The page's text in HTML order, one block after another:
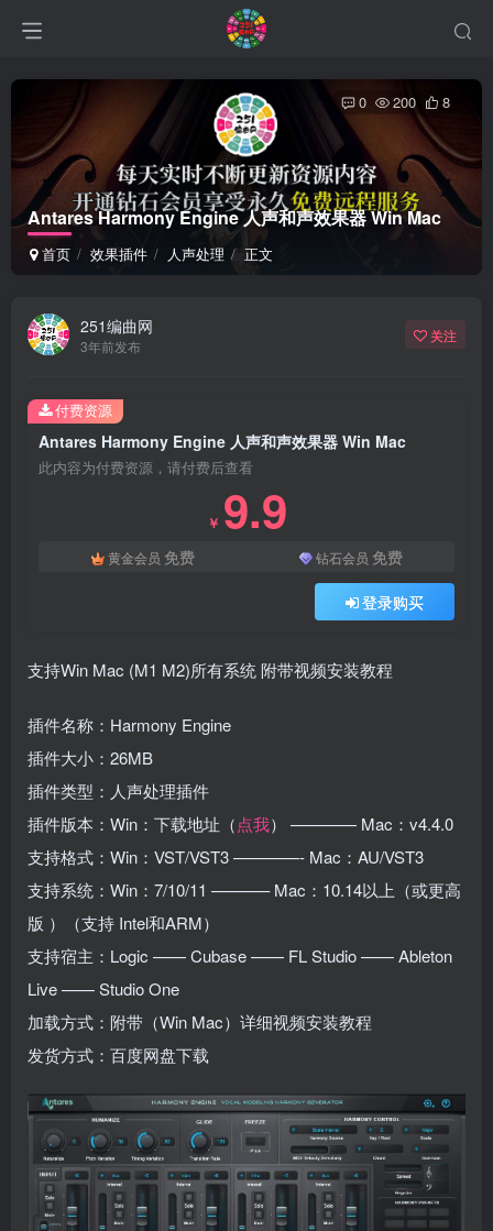
Antares Harmony Engine 人声和声效果器 Win Mac
首页 效果插件 人声处理 正文
0 200 8
251编曲网
3年前发布
关注
Antares Harmony Engine 人声和声效果器 Win Mac
此内容为付费资源，请付费后查看
￥ 9.9
黄金会员 免费 钻石会员 免费
登录购买
付费资源
支持Win Mac (M1 M2)所有系统 附带视频安装教程
插件名称：Harmony Engine
插件大小：26MB
插件类型：人声处理插件
插件版本：Win：下载地址（点我） ———— Mac：v4.4.0
支持格式：Win：VST/VST3 ————- Mac：AU/VST3
支持系统：Win：7/10/11 ———– Mac：10.14以上（或更高
版 ）（支持 Intel和ARM）
支持宿主：Logic —— Cubase —— FL Studio —— Ableton
Live —— Studio One
加载方式：附带（Win Mac）详细视频安装教程
发货方式：百度网盘下载